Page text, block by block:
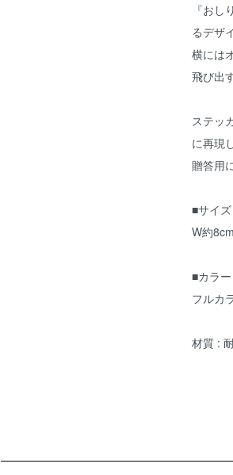
『お
るデザ
横には
飛び出
ステッ
に再現
贈答用
■サイズ
W約
■カラー
フルカ
材質 :